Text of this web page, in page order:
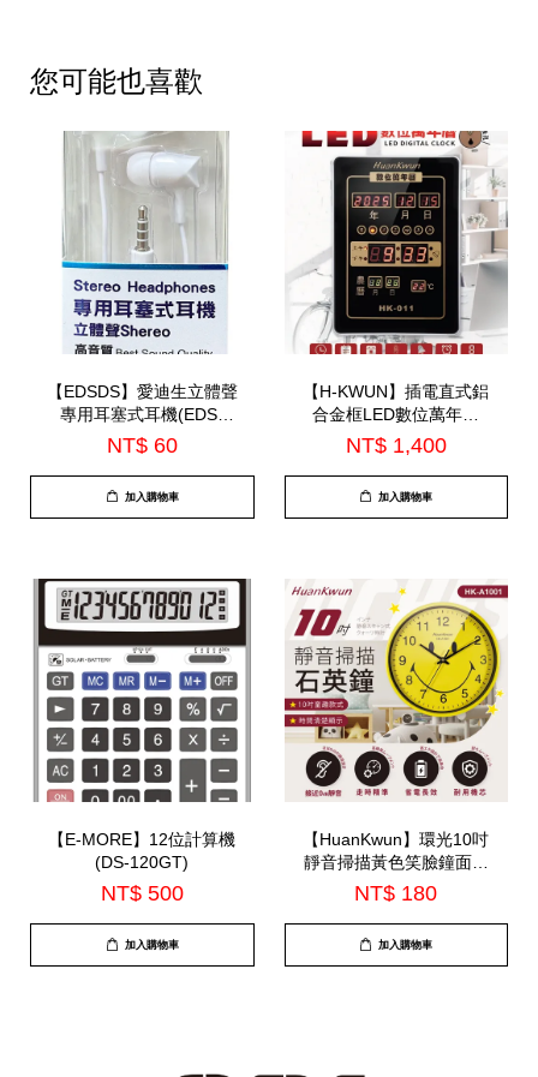
您可能也喜歡
【EDSDS】愛迪生立體聲
專用耳塞式耳機(EDS-
C514)
NT$ 60
加入購物車
【H-KWUN】插電直式鋁
合金框LED數位萬年曆
(HK-011)
NT$ 1,400
加入購物車
【E-MORE】12位計算機
(DS-120GT)
NT$ 500
加入購物車
【HuanKwun】環光10吋
靜音掃描黃色笑臉鐘面石
英鐘(HK-A1001)
NT$ 180
加入購物車